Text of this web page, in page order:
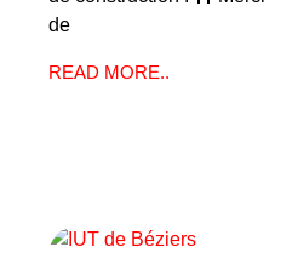
de
READ MORE..